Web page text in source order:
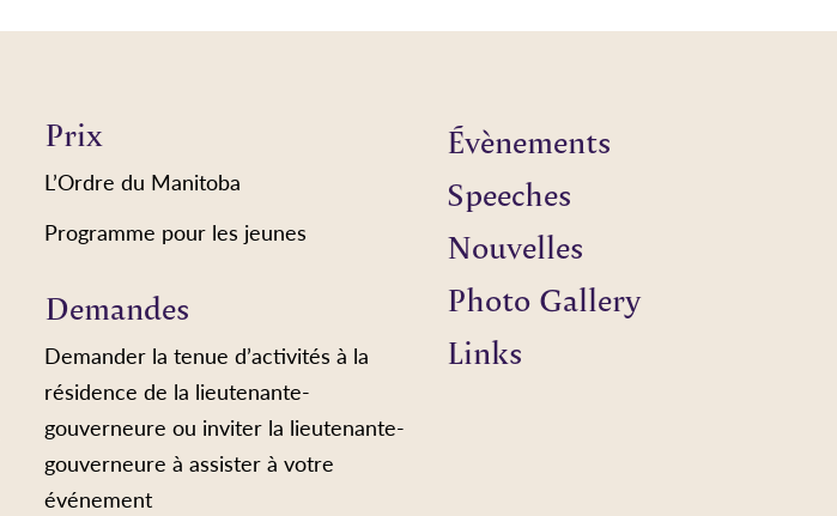
Prix
L’Ordre du Manitoba
Programme pour les jeunes
Demandes
Demander la tenue d’activités à la
résidence de la lieutenante-
gouverneure ou inviter la lieutenante-
gouverneure à assister à votre
événement
Évènements
Speeches
Nouvelles
Photo Gallery
Links